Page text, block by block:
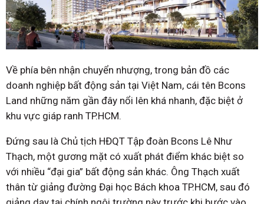
Về phía bên nhận chuyển nhượng, trong bản đồ các
doanh nghiệp bất động sản tại Việt Nam, cái tên Bcons
Land những năm gần đây nổi lên khá nhanh, đặc biệt ở
khu vực giáp ranh TP.HCM.
Đứng sau là Chủ tịch HĐQT Tập đoàn Bcons Lê Như
Thạch, một gương mặt có xuất phát điểm khác biệt so
với nhiều “đại gia” bất động sản khác. Ông Thạch xuất
thân từ giảng đường Đại học Bách khoa TP.HCM, sau đó